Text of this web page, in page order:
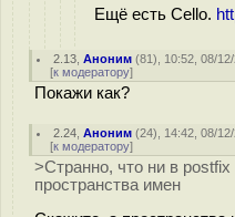
Ещё есть Cello.
2.13 ,Аноним (81), 10:52, 08/
[к модератору]
Покажи как?
2.24 ,Аноним (24), 14:42, 08/
[к модератору]
>Странно, что ни в postfix
пространства имен